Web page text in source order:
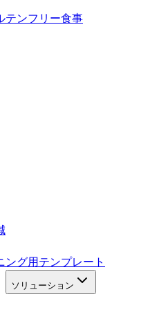
テンフリー食事
ング用テンプレート
ソリューション